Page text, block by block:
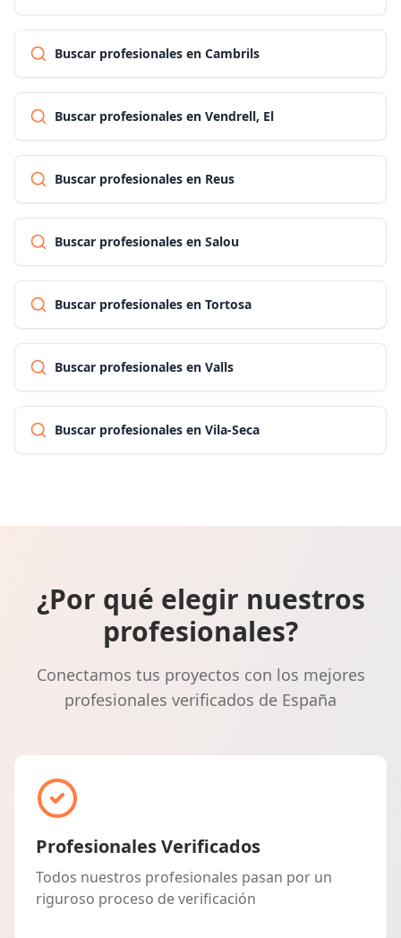
Buscar profesionales en Cambrils
Buscar profesionales en Vendrell, El
Buscar profesionales en Reus
Buscar profesionales en Salou
Buscar profesionales en Tortosa
Buscar profesionales en Valls
Buscar profesionales en Vila-Seca
¿Por qué elegir nuestros
profesionales?
Conectamos tus proyectos con los mejores
profesionales verificados de España
Profesionales Verificados
Todos nuestros profesionales pasan por un
riguroso proceso de verificación